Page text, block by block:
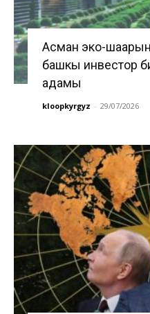
Асман эко-
башкы инвестор
адамы
kloopkyrgyz - 29/07/2026